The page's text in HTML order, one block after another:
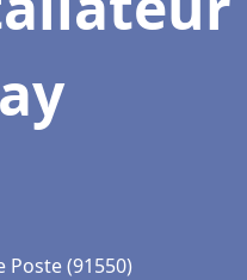
(91550)